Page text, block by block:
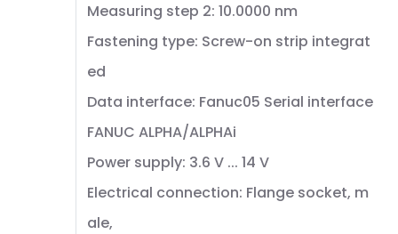
Measuring step 2: 10.0000 nm
Fastening type: Screw-on strip integrat
ed
Data interface: Fanuc05 Serial interface
FANUC ALPHA/ALPHAi
Power supply: 3.6 V ... 14 V
Electrical connection: Flange socket, m
ale,